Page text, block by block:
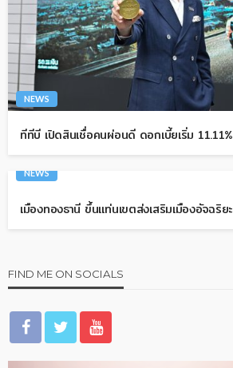
NEWS
ทีทีบี เปิดสินเชื่อคนผ่อนดี ดอกเบี้ยเริ่ม 11.11%
NEWS
เมืองทองธานี ขึ้นแท่นเขตส่งเสริมเมืองอัจฉริยะ
FIND ME ON SOCIALS